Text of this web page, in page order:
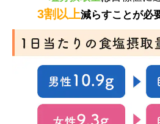
3割以上減らすことが必